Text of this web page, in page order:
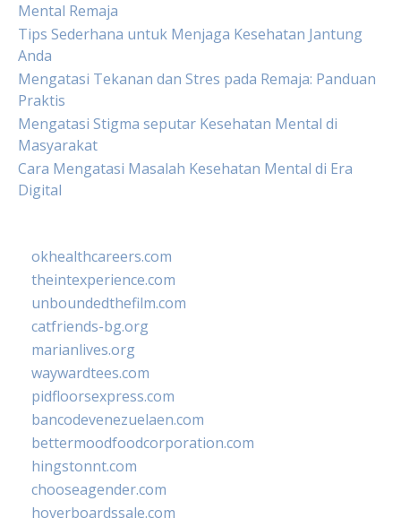
Mental Remaja
Tips Sederhana untuk Menjaga Kesehatan Jantung
Anda
Mengatasi Tekanan dan Stres pada Remaja: Panduan
Praktis
Mengatasi Stigma seputar Kesehatan Mental di
Masyarakat
Cara Mengatasi Masalah Kesehatan Mental di Era
Digital
okhealthcareers.com
theintexperience.com
unboundedthefilm.com
catfriends-bg.org
marianlives.org
waywardtees.com
pidfloorsexpress.com
bancodevenezuelaen.com
bettermoodfoodcorporation.com
hingstonnt.com
chooseagender.com
hoverboardssale.com